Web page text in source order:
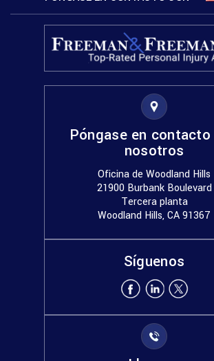
Póngase en
nosotros
Oficina de Woodland Hills
21900 Burbank Boulevard
Tercera planta
Woodland Hills, CA 91367
Síguenos